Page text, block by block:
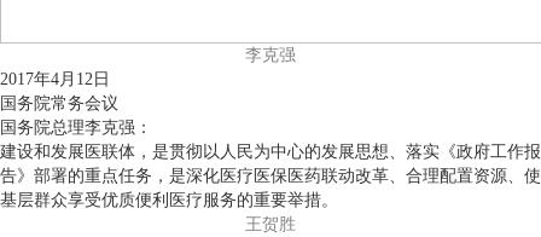
李克强
2017年4月12日
国务院常务会议
国务院总理李克强：
建设和发展医联体，是贯彻以人民为中心的发展思想、落实《政府工作报
告》部署的重点任务，是深化医疗医保医药联动改革、合理配置资源、使
基层群众享受优质便利医疗服务的重要举措。
王贺胜